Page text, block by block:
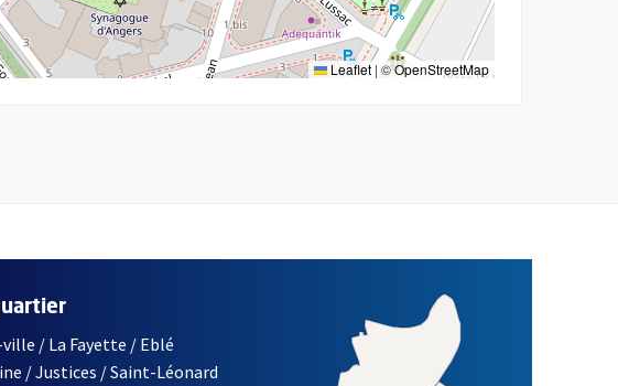
Leaflet | ©OpenStreetMap
/ La Fayette / Eblé
/ Justices / Saint-Léonard